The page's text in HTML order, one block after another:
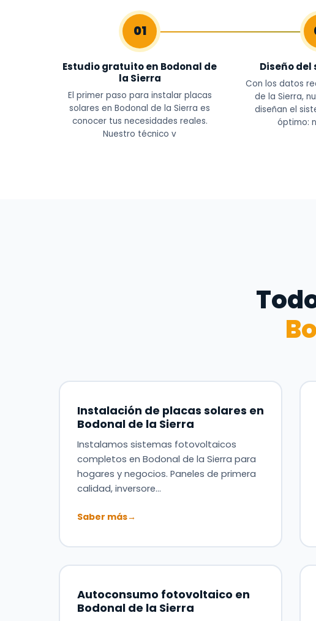
01
Estudio gratuito en Bodonal de
la Sierra
El primer paso para instalar placas
solares en Bodonal de la Sierra es
conocer tus necesidades reales.
Nuestro técnico v
Diseño
Con los datos
de la Sierra,
diseñan el
óptimo:
Instalación de placas solares en
Bodonal de la Sierra
Instalamos sistemas fotovoltaicos
completos en Bodonal de la Sierra para
hogares y negocios. Paneles de primera
calidad, inversore…
Saber más→
Autoconsumo fotovoltaico en
Bodonal de la Sierra